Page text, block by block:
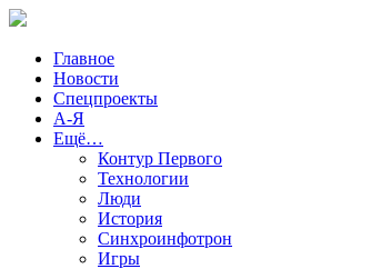
Главное
Новости
Спецпроекты
А-Я
Ещё…
Контур Первого
Технологии
Люди
История
Синхроинфотрон
Игры